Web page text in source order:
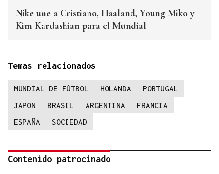
Nike une a Cristiano, Haaland, Young Miko y
Kim Kardashian para el Mundial
Temas relacionados
MUNDIAL DE FÚTBOL HOLANDA
PORTUGAL
JAPON
BRASIL ARGENTINA
FRANCIA
ESPAÑA
SOCIEDAD
Contenido patrocinado